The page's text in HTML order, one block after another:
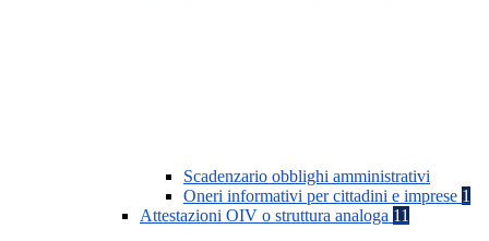
Scadenzario obblighi amministrativi
Oneri informativi per cittadini e imprese 1
Attestazioni OIV o struttura analoga 11